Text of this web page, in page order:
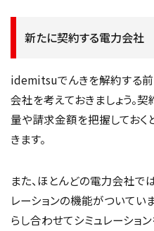
新たに契約する電力会社
idemitsuでんきを解約する前
会社を考えておきましょう。
量や請求金額を把握しておく
きます。
また、ほとんどの電力会社で
レーションの機能がついてい
らし合わせてシミュレーショ